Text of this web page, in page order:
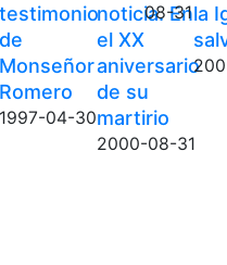
testimonio
de
Monseñor
Romero
1997-04-30
noticia. En
el XX
aniversario
de su
martirio
2000-08-31
08-31la